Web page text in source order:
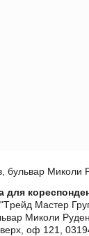
бульвар Миколи
для
Мастер
Миколи
оф 121,